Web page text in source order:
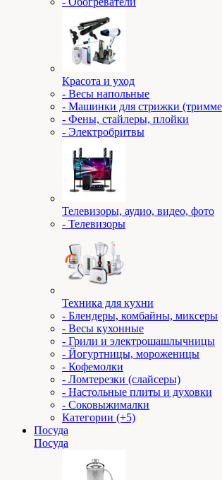
Красота и уход
- Весы напольные
- Машинки для стрижки
- Фены, стайлеры, плойки
- Электробритвы
Телевизоры, аудио, видео, фото
- Телевизоры
Техника для кухни
- Блендеры, комбайны, миксеры
- Весы кухонные
- Грили и электрошашлычницы
- Йогуртницы, мороженицы
- Кофемолки
- Ломтерезки (слайсеры)
- Настольные плиты и духовки
- Соковыжималки
Категории (+5)
Посуда
Посуда